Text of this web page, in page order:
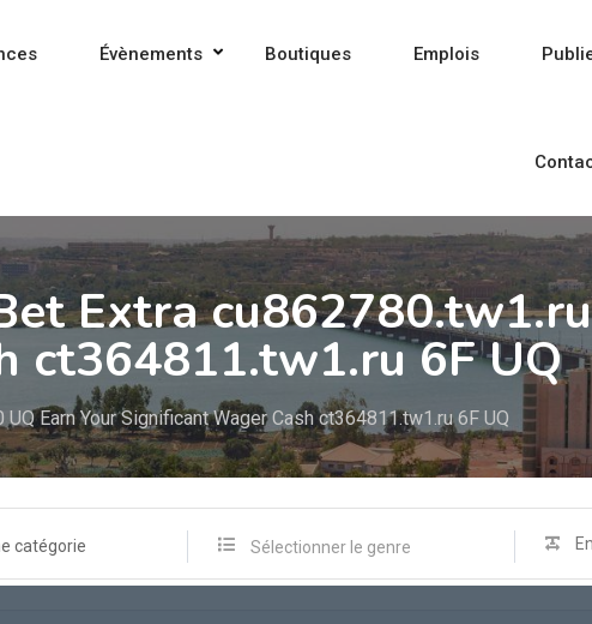
Évènements Boutiques Emplois
Extra
ct364811.tw1.ru 6F UQ
Earn Your Significant Wager Cash ct364811.tw1.ru 6F UQ
catégorie Sélectionner le genre